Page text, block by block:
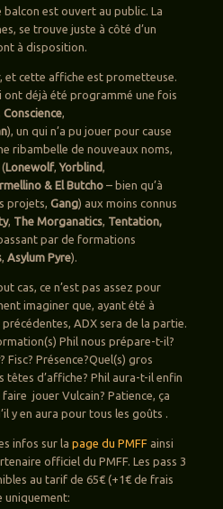
est ouvert au public. La
se trouve juste à côté d’un
à disposition.
et cette affiche est prometteuse.
ont déjà été programmé une fois
Conscience,
), un qui n’a pu jouer pour cause
ribambelle de nouveaux noms,
Lonewolf,Yorblind,
& El Butcho– bien qu’à
projets, Gang) aux moins connus
, The Morganatics, Tentation,
par de formations
, Asylum Pyre).
cas, ce n’est pas assez pour
imaginer que, ayant été à
ADX sera de la partie.
Phil nous prépare-t-il?
Présence?Quel(s) gros
têtes d’affiche? Phil aura-t-il enfin
jouer Vulcain? Patience, ça
y en aura pour tous les goûts .
infos sur la page du PMFFainsi
officiel du PMFF. Les pass 3
au tarif de 65€ (+1€ de frais
uniquement: